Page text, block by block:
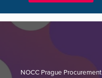
NOCC Prague Procurement